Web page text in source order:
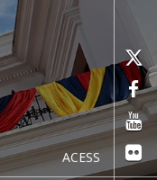
ACESS